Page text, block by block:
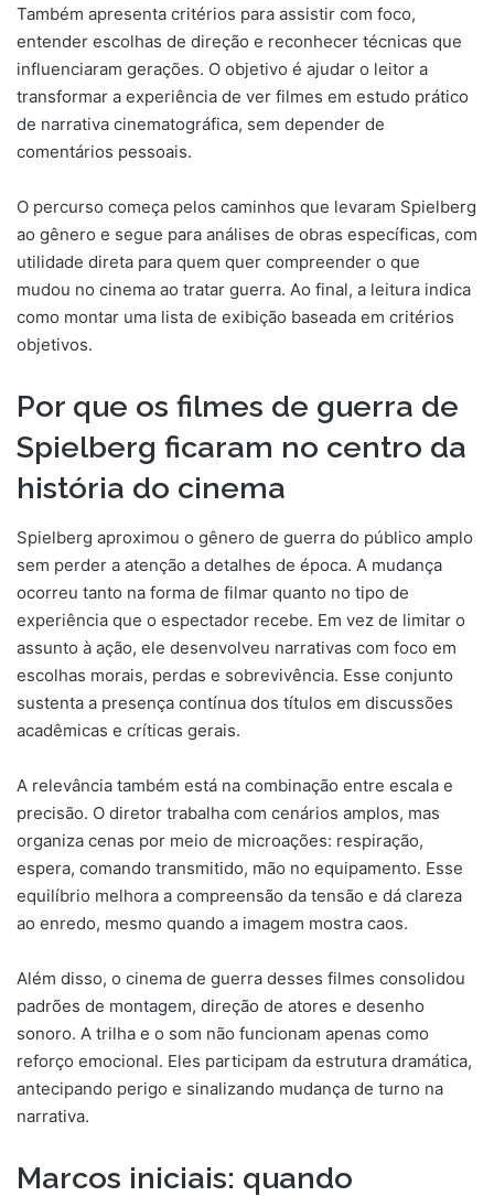
Também apresenta critérios para assistir com foco,
entender escolhas de direção e reconhecer técnicas que
influenciaram gerações. O objetivo é ajudar o leitor a
transformar a experiência de ver filmes em estudo prático
de narrativa cinematográfica, sem depender de
comentários pessoais.
O percurso começa pelos caminhos que levaram Spielberg
ao gênero e segue para análises de obras específicas, com
utilidade direta para quem quer compreender o que
mudou no cinema ao tratar guerra. Ao final, a leitura indica
como montar uma lista de exibição baseada em critérios
objetivos.
Por que os filmes de guerra de
Spielberg ficaram no centro da
história do cinema
Spielberg aproximou o gênero de guerra do público amplo
sem perder a atenção a detalhes de época. A mudança
ocorreu tanto na forma de filmar quanto no tipo de
experiência que o espectador recebe. Em vez de limitar o
assunto à ação, ele desenvolveu narrativas com foco em
escolhas morais, perdas e sobrevivência. Esse conjunto
sustenta a presença contínua dos títulos em discussões
acadêmicas e críticas gerais.
A relevância também está na combinação entre escala e
precisão. O diretor trabalha com cenários amplos, mas
organiza cenas por meio de microações: respiração,
espera, comando transmitido, mão no equipamento. Esse
equilíbrio melhora a compreensão da tensão e dá clareza
ao enredo, mesmo quando a imagem mostra caos.
Além disso, o cinema de guerra desses filmes consolidou
padrões de montagem, direção de atores e desenho
sonoro. A trilha e o som não funcionam apenas como
reforço emocional. Eles participam da estrutura dramática,
antecipando perigo e sinalizando mudança de turno na
narrativa.
Marcos iniciais: quando